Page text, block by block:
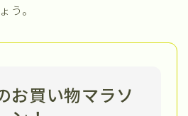
う。
お買い物マラソ